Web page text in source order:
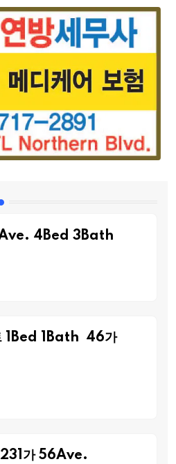
4Bed 3Bath
1Bed 1Bath 46가
231가 56Ave.